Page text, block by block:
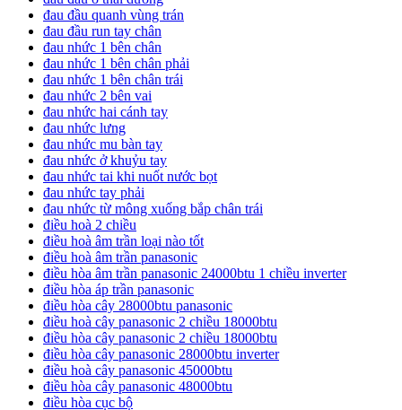
đau đầu quanh vùng trán
đau đầu run tay chân
đau nhức 1 bên chân
đau nhức 1 bên chân phải
đau nhức 1 bên chân trái
đau nhức 2 bên vai
đau nhức hai cánh tay
đau nhức lưng
đau nhức mu bàn tay
đau nhức ở khuỷu tay
đau nhức tai khi nuốt nước bọt
đau nhức tay phải
đau nhức từ mông xuống bắp chân trái
điều hoà 2 chiều
điều hoà âm trần loại nào tốt
điều hoà âm trần panasonic
điều hòa âm trần panasonic 24000btu 1 chiều inverter
điều hòa áp trần panasonic
điều hòa cây 28000btu panasonic
điều hoà cây panasonic 2 chiều 18000btu
điều hòa cây panasonic 2 chiều 18000btu
điều hòa cây panasonic 28000btu inverter
điều hoà cây panasonic 45000btu
điều hòa cây panasonic 48000btu
điều hòa cục bộ